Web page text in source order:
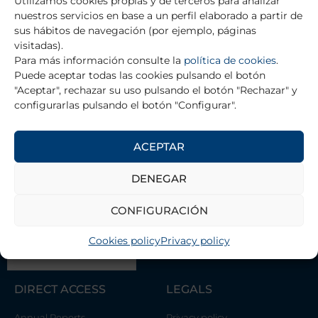
nuestros servicios en base a un perfil elaborado a partir de
sus hábitos de navegación (por ejemplo, páginas
visitadas).
Para más información consulte la política de cookies.
Puede aceptar todas las cookies pulsando el botón
"Aceptar", rechazar su uso pulsando el botón "Rechazar" y
configurarlas pulsando el botón "Configurar".
ACEPTAR
DENEGAR
CONFIGURACIÓN
Cookies policyPrivacy policy
Ana María García Sánchez Iris Pérez Bonaventura
RETURN TO TRAINING GRANTS
Management Team
Koplowitz Foundation
DIRECT ACCESS LEGALS